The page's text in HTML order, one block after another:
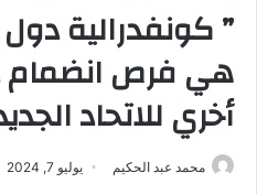
” كونفدرالية
هي فرص انضمام
أخري للاتحاد
محمد عبد الحكيم يوليو 7, 2024